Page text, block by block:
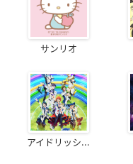
サンリオ
アイドリッシ...